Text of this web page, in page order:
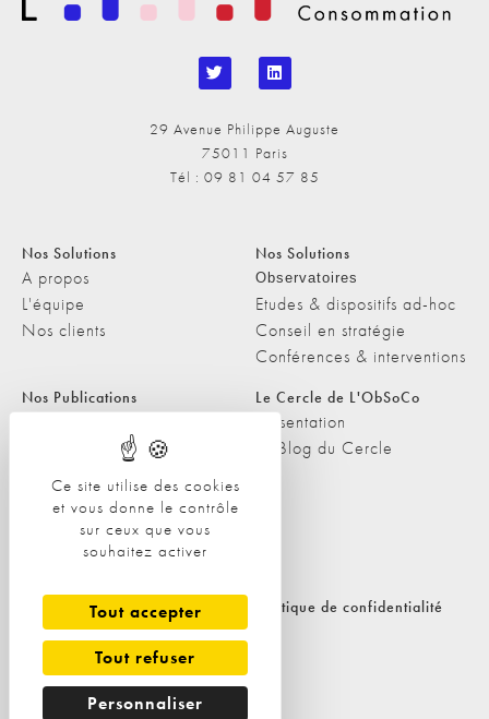
Ce site utilise des cookies
et vous donne le contrôle
sur ceux que vous
souhaitez activer
Tout accepter
Tout refuser
Personnaliser
29 Avenue Philippe Auguste
75011 Paris
Tél : 09 81 04 57 85
Nos Solutions
A propos
L'équipe
Nos clients
Nos Solutions
Observatoires
Etudes & dispositifs ad-hoc
Conseil en stratégie
Conférences & interventions
Nos Publications
Les Podcasts de L'ObSoCo
L'ObSoCo dans les médias
Le Cercle de L'ObSoCo
Présentation
Le Blog du Cercle
Contacts
Nous contacter
Politique de cookies Politique de confidentialité